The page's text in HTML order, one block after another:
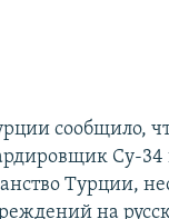
сообщило,
Су-34
Турции,
на